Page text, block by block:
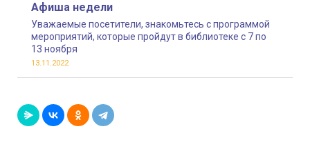
Афиша недели
Уважаемые посетители, знакомьтесь с программой
мероприятий, которые пройдут в библиотеке с 7 по
13 ноября
13.11.2022